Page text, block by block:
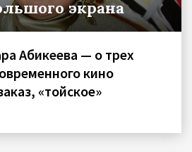
экрана
Абикеева — о трех
кино
«тойское»